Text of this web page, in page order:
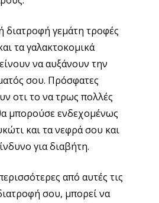
διατροφή γεμάτη τροφές
τα γαλακτοκομικά
να αυξάνουν την
σου. Πρόσφατες
οτι το να τρως πολλές
μπορούσε ενδεχομένως
και τα νεφρά σου και
για διαβήτη.
από αυτές τις
σου, μπορεί να